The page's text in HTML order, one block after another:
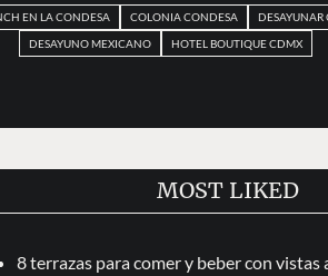
EN LA CONDESA COLONIA CONDESA
DESAYUNAR
DESAYUNO MEXICANO
HOTEL BOUTIQUE CDMX
MOST LIKED
8 terrazas para comer y beber con